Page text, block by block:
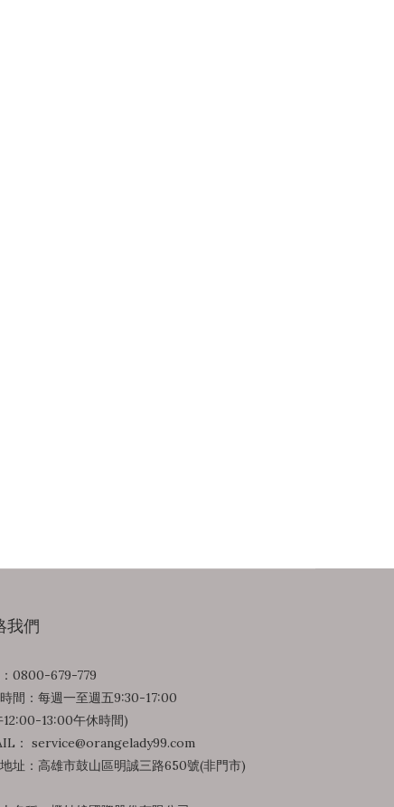
我們
0800-679-779
間：每週一至週五9:30-17:00
12:00-13:00午休時間)
： service@orangelady99.com
址：高雄市鼓山區明誠三路650號(非門市)